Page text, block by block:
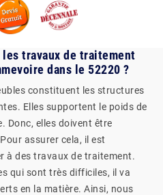
travaux de traitement
dans le 52220 ?
constituent les structures
Elles supportent le poids de
Donc, elles doivent être
assurer cela, il est
à des travaux de traitement.
qui sont très difficiles, il va
en la matière. Ainsi, nous